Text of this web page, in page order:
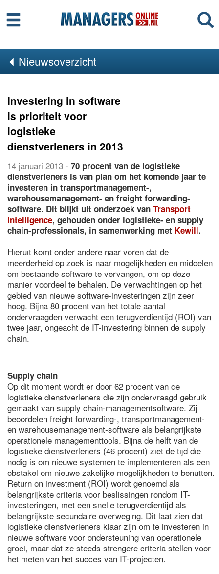
Menu
Nieuwsoverzicht
Investering in software
is prioriteit voor
logistieke
dienstverleners in 2013
14 januari 2013 - 70 procent van de logistieke
dienstverleners is van plan om het komende jaar te
investeren in transportmanagement-,
warehousemanagement- en freight forwarding-
software. Dit blijkt uit onderzoek van Transport
Intelligence, gehouden onder logistieke- en supply
chain-professionals, in samenwerking met Kewill.
Hieruit komt onder andere naar voren dat de
meerderheid op zoek is naar mogelijkheden en middelen
om bestaande software te vervangen, om op deze
manier voordeel te behalen. De verwachtingen op het
gebied van nieuwe software-investeringen zijn zeer
hoog. Bijna 80 procent van het totale aantal
ondervraagden verwacht een terugverdientijd (ROI) van
twee jaar, ongeacht de IT-investering binnen de supply
chain.
Supply chain
Op dit moment wordt er door 62 procent van de
logistieke dienstverleners die zijn ondervraagd gebruik
gemaakt van supply chain-managementsoftware. Zij
beoordelen freight forwarding-, transportmanagement-
en warehousemanagement-software als belangrijkste
operationele managementtools. Bijna de helft van de
logistieke dienstverleners (46 procent) ziet de tijd die
nodig is om nieuwe systemen te implementeren als een
obstakel om nieuwe zakelijke mogelijkheden te benutten.
Return on investment (ROI) wordt genoemd als
belangrijkste criteria voor beslissingen rondom IT-
investeringen, met een snelle terugverdientijd als
belangrijkste secundaire overweging. Dit laat zien dat
logistieke dienstverleners klaar zijn om te investeren in
nieuwe software voor ondersteuning van operationele
groei, maar dat ze steeds strengere criteria stellen voor
het meten van het succes van IT-projecten.